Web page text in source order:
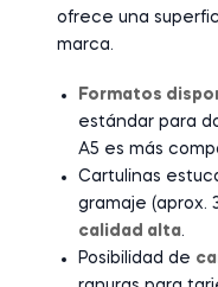
ofrece una
marca.
Formatos
estándar para
A5 es más
Cartulinas
gramaje (aprox.
calidad alta.
Posibilidad de